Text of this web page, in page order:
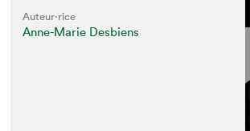
Auteur·rice
Anne-Marie Desbiens